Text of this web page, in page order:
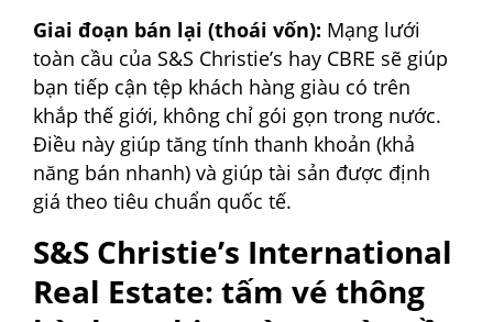
Giai đoạn bán lại (thoái vốn): Mạng lưới
toàn cầu của S&S Christie’s hay CBRE sẽ giúp
bạn tiếp cận tệp khách hàng giàu có trên
khắp thế giới, không chỉ gói gọn trong nước.
Điều này giúp tăng tính thanh khoản (khả
năng bán nhanh) và giúp tài sản được định
giá theo tiêu chuẩn quốc tế.
S&S Christie’s International
Real Estate: tấm vé thông